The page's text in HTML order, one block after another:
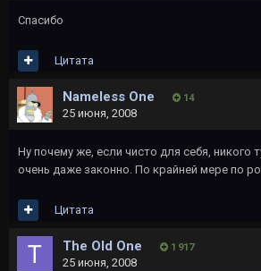
Спасибо
Цитата
Nameless One 14
25 июня, 2008
Ну почему же, если чисто для себя, никого
очень даже законно. По крайней мере по
Цитата
The Old One 1 917
25 июня, 2008